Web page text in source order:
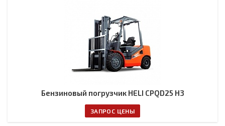
Бензиновый погрузчик HELI CPQD25 H3
ЗАПРОС ЦЕНЫ